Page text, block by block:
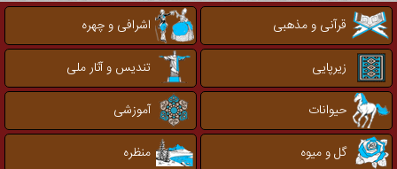
قرآنی و مذهبی
اشرافی و چهره
زیرپایی
تندیس و آثار ملی
حیوانات
آموزشی
گل و میوه
منظره